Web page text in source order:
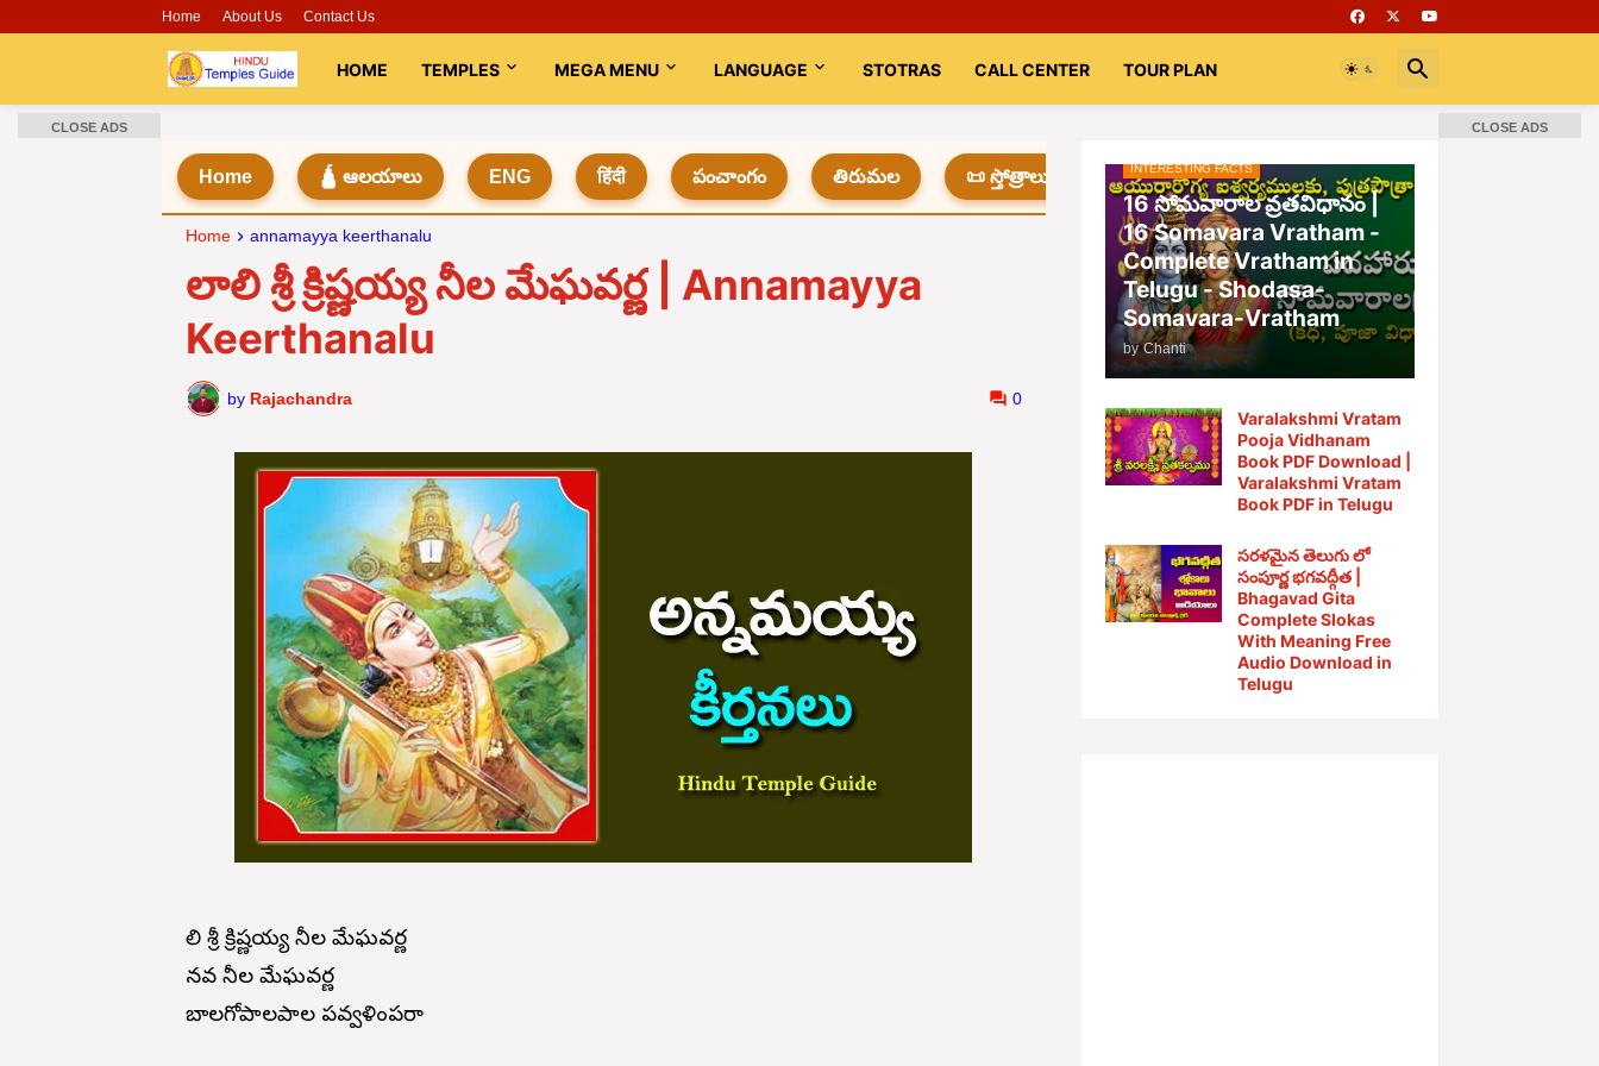
Home About Us Contact Us
HOME TEMPLES MEGA MENU LANGUAGE STOTRAS CALL CENTER TOUR PLAN
Home 🛕 ఆలయాలు ENG हिंदी పంచాంగం తిరుమల 📜 స్తోత్రాలు 📚 Books Rooms భగవద్గీత
Home annamayya keerthanalu
లాలి శ్రీ క్రిష్ణయ్య నీల మేఘవర్ణ | Annamayya
Keerthanalu
by Rajachandra 0
లాలి శ్రీ క్రిష్ణయ్య నీల మేఘవర్ణ
నవ నీల మేఘవర్ణ
బాలగోపాలపాల పవ్వళింపరా
INTERESTING FACTS
16 సోమవారాల వ్రతవిధానం |
16 Somavara Vratham -
Complete Vratham in
Telugu - Shodasa-
Somavara-Vratham
by Chanti
Varalakshmi Vratam
Pooja Vidhanam
Book PDF Download |
Varalakshmi Vratam
Book PDF in Telugu
సరళమైన తెలుగు లో
సంపూర్ణ భగవద్గీత |
Bhagavad Gita
Complete Slokas
With Meaning Free
Audio Download in
Telugu
CLOSE ADS CLOSE ADS